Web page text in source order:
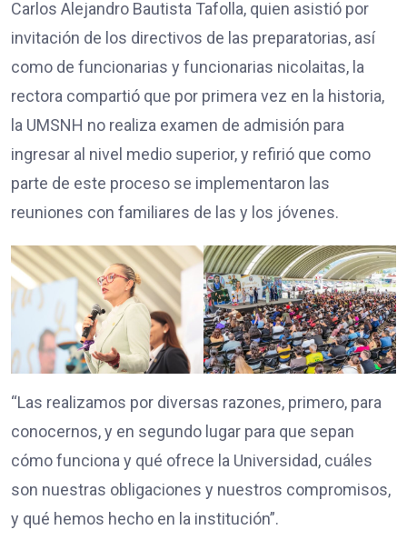
Carlos Alejandro Bautista Tafolla, quien asistió por
invitación de los directivos de las preparatorias, así
como de funcionarias y funcionarias nicolaitas, la
rectora compartió que por primera vez en la historia,
la UMSNH no realiza examen de admisión para
ingresar al nivel medio superior, y refirió que como
parte de este proceso se implementaron las
reuniones con familiares de las y los jóvenes.
“Las realizamos por diversas razones, primero, para
conocernos, y en segundo lugar para que sepan
cómo funciona y qué ofrece la Universidad, cuáles
son nuestras obligaciones y nuestros compromisos,
y qué hemos hecho en la institución”.